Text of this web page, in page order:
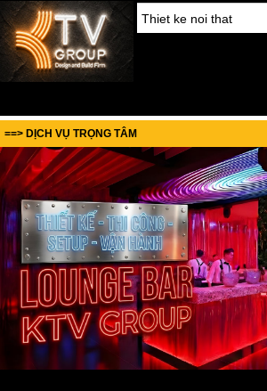
==> DỊCH VỤ TRỌNG TÂM